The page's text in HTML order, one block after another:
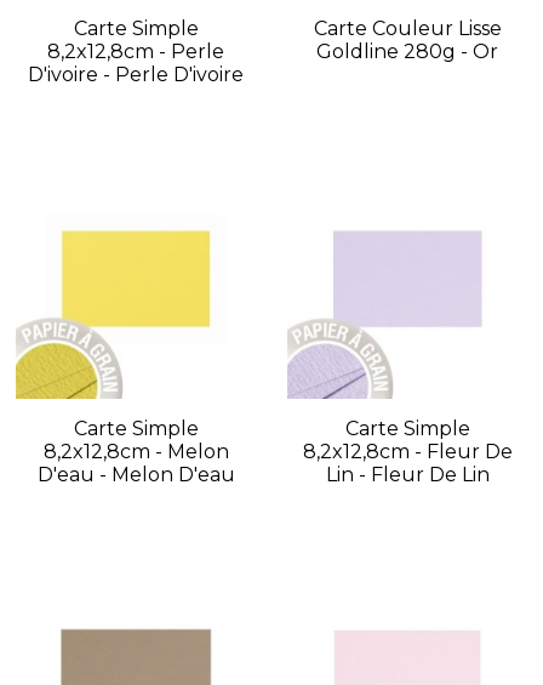
Carte Simple
8,2x12,8cm - Perle
D'ivoire - Perle D'ivoire
Carte Couleur Lisse
Goldline 280g - Or
Carte Simple
8,2x12,8cm - Melon
D'eau - Melon D'eau
Carte Simple
8,2x12,8cm - Fleur De
Lin - Fleur De Lin